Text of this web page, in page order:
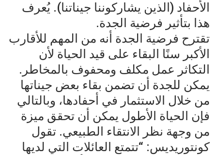
الأحفاد (الذين يشاركوننا جيناتنا). يُعرف
هذا بتأثير فرضية الجدة.
تقترح فرضية الجدة أنه من المهم للأقارب
الأكبر سنًا البقاء على قيد الحياة لأن
التكاثر عمل مكلف ومحفوف بالمخاطر.
يمكن للجدة أن تضمن بقاء بعض جيناتها
من خلال الاستثمار في أحفادها، وبالتالي
فإن الحياة الأطول يمكن أن تحقق ميزة
من وجهة نظر الانتقاء الطبيعي. تقول
كونتوريديس: “تتمتع العائلات التي لديها